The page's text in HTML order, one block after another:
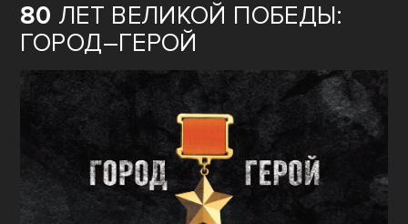
80 ЛЕТ ВЕЛИКОЙ ПОБЕДЫ:
ГОРОД–ГЕРОЙ